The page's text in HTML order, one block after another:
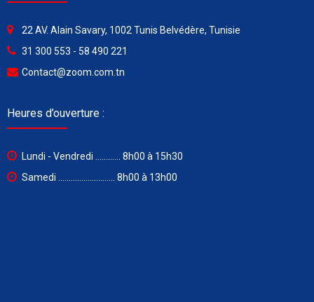
22 AV. Alain Savary, 1002 Tunis Belvédère, Tunisie
31 300 553 - 58 490 221
Contact@zoom.com.tn
Heures d’ouverture :
Lundi - Vendredi ............ 8h00 à 15h30
Samedi ........................... 8h00 à 13h00